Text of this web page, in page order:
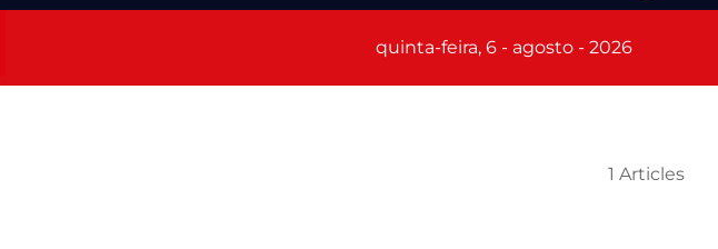
quinta-feira, 6 - agosto - 2026
1 Articles